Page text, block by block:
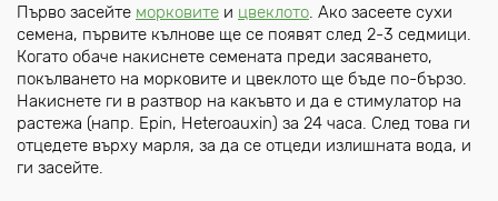
Първо засейте морковите и цвеклото. Ако засеете сухи
семена, първите кълнове ще се появят след 2-3 седмици.
Когато обаче накиснете семената преди засяването,
покълването на морковите и цвеклото ще бъде по-бързо.
Накиснете ги в разтвор на какъвто и да е стимулатор на
растежа (напр. Epin, Heteroauxin) за 24 часа. След това ги
отцедете върху марля, за да се отцеди излишната вода, и
ги засейте.